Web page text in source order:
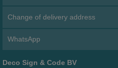
Change of delivery address
WhatsApp
Deco Sign & Code BV